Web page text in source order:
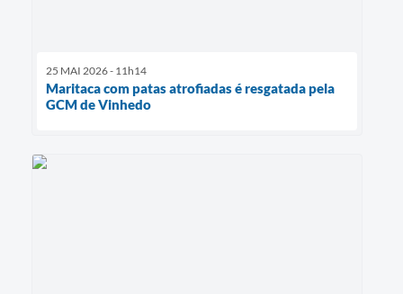
25 MAI 2026 - 11h14
Maritaca com patas atrofiadas é resgatada pela
GCM de Vinhedo